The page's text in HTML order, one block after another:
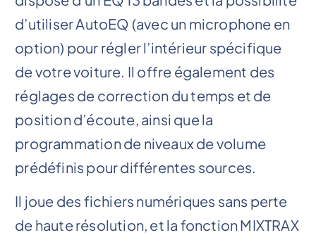
d’utiliser AutoEQ (avec un microphone en
option) pour régler l’intérieur spécifique
de votre voiture. Il offre également des
réglages de correction du temps et de
position d’écoute, ainsi que la
programmation de niveaux de volume
prédéfinis pour différentes sources.
Il joue des fichiers numériques sans perte
de haute résolution, et la fonction MIXTRAX